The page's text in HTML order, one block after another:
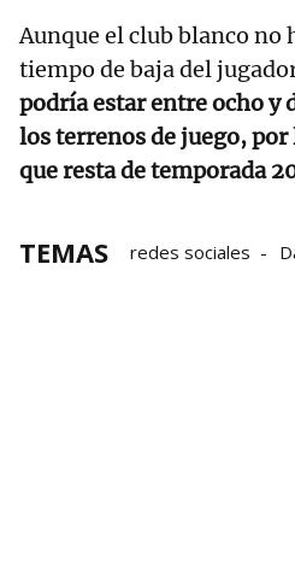
Aunque el club blanco no
tiempo de baja del
podría estar entre ocho y
los terrenos de juego, por
que resta de temporada
TEMAS redes sociales